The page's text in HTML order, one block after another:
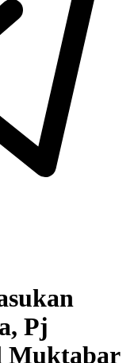
Pj
Muktabar